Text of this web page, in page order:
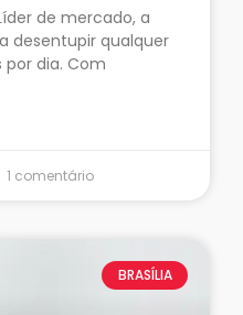
de mercado, a
desentupir qualquer
dia. Com
1 comentário
BRASÍLIA